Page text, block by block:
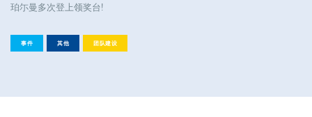
前期质量工程师
珀尓曼多次登上领奖台!
事件 其他 团队建设